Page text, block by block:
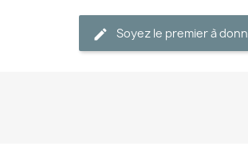
Soyez le premier à